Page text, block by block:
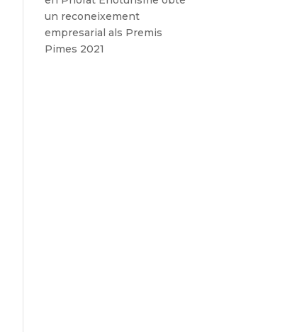
un reconeixement
empresarial als Premis
Pimes 2021